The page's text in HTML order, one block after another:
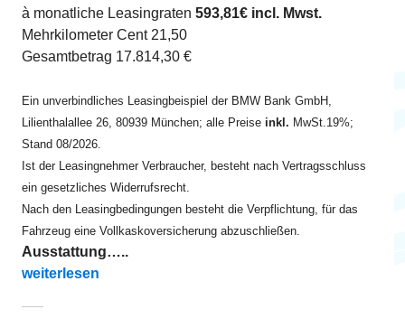
à monatliche Leasingraten 593,81€ incl. Mwst.
Mehrkilometer Cent 21,50
Gesamtbetrag 17.814,30 €
Ein unverbindliches Leasingbeispiel der BMW Bank GmbH,
Lilienthalallee 26, 80939 München; alle Preise inkl. MwSt.19%;
Stand 08/2026.
Ist der Leasingnehmer Verbraucher, besteht nach Vertragsschluss
ein gesetzliches Widerrufsrecht.
Nach den Leasingbedingungen besteht die Verpflichtung, für das
Fahrzeug eine Vollkaskoversicherung abzuschließen.
Ausstattung…..
„M850i xDrive Gran Coupe ab EUR 595“
weiterlesen